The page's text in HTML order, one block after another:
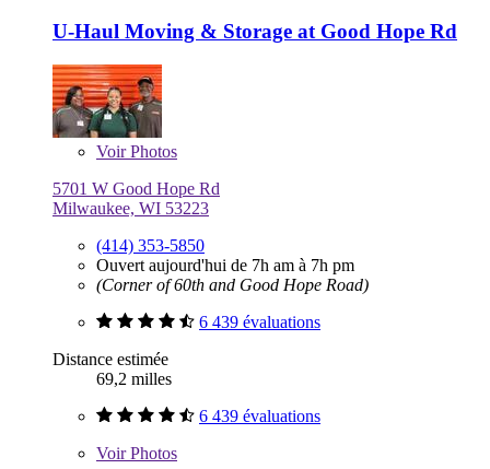
U-Haul Moving & Storage at Good Hope Rd
VoirPhotos
5701 W Good Hope Rd
Milwaukee, WI 53223
(414) 353-5850
Ouvert aujourd'hui de 7h am à 7h pm
(Corner of 60th and Good Hope Road)
6 439 évaluations
Distance estimée
69,2 milles
6 439 évaluations
VoirPhotos